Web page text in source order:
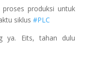
proses produksi untuk
siklus #PLC
ya. Eits, tahan dulu